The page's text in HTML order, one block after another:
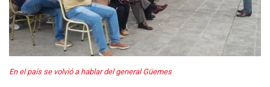
En el país se volvió a hablar del general Güemes